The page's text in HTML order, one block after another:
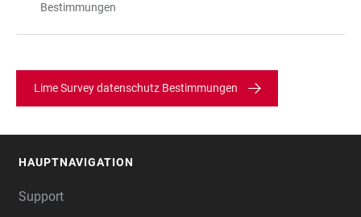
Bestimmungen
Lime Survey datenschutz Bestimmungen
HAUPTNAVIGATION
Support